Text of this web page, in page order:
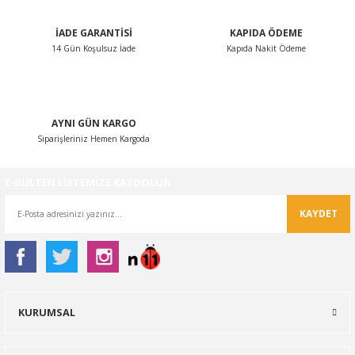
İADE GARANTİSİ
14 Gün Koşulsuz İade
KAPIDA ÖDEME
Kapıda Nakit Ödeme
AYNI GÜN KARGO
Siparişleriniz Hemen Kargoda
KAYDET
KURUMSAL